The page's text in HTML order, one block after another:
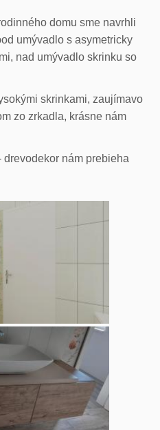
domu sme navrhli
umývadlo s asymetricky
nad umývadlo skrinku so
skrinkami, zaujímavo
zo zrkadla, krásne nám
nám prebieha